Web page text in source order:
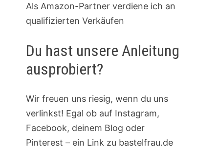
Als Amazon-Partner verdiene ich an
qualifizierten Verkäufen
Du hast unsere Anleitung
ausprobiert?
Wir freuen uns riesig, wenn du uns
verlinkst! Egal ob auf Instagram,
Facebook, deinem Blog oder
Pinterest – ein Link zu bastelfrau.de